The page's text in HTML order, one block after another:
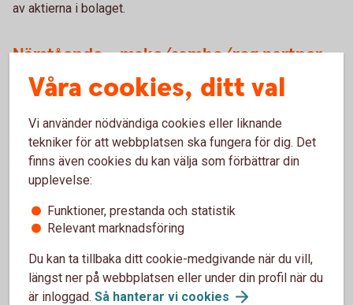
av aktierna i bolaget.
Närstående – make/sambo/reg partner
En person som är verksam i företaget och är make, sambo
Närstående – förälder/barn
En person som är verksam i företaget och är barn, barnbarn
eller förälder till företagaren.
Om du anger uppgifter som inte är sanna eller fullständiga
försäkringen inte gäller när de behöver utnyttjas. Då riskerar
ni att betala premier för något ni inte kan använda fullt ut.
Våra cookies, ditt val
Vi använder nödvändiga cookies eller liknande
tekniker för att webbplatsen ska fungera för dig. Det
finns även cookies du kan välja som förbättrar din
upplevelse:
Funktioner, prestanda och statistik
Relevant marknadsföring
Du kan ta tillbaka ditt cookie-medgivande när du vill,
längst ner på webbplatsen eller under din profil när du
är inloggad. Så hanterar vi cookies